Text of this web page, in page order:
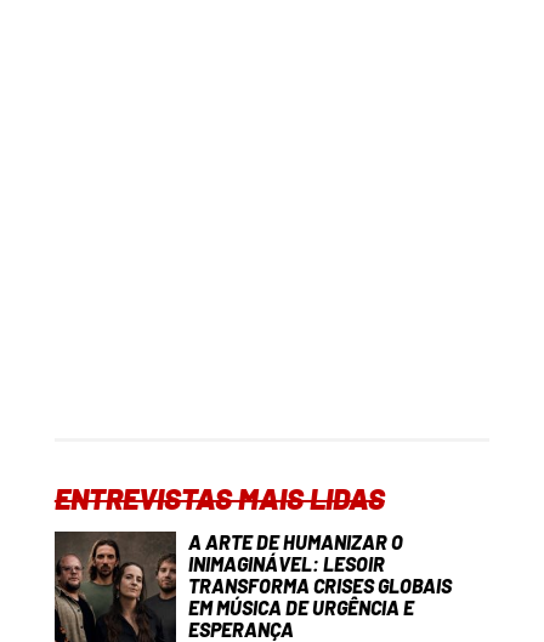
ENTREVISTAS MAIS LIDAS
A ARTE DE HUMANIZAR O
INIMAGINÁVEL: LESOIR
TRANSFORMA CRISES GLOBAIS
EM MÚSICA DE URGÊNCIA E
ESPERANÇA